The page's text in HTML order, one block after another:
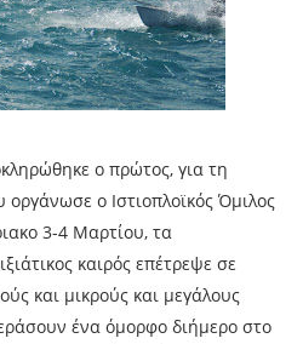
ο πρώτος, για τη
ο Ιστιοπλοϊκός Όμιλος
3-4 Μαρτίου, τα
καιρός επέτρεψε σε
και μικρούς και μεγάλους
ένα όμορφο διήμερο στο